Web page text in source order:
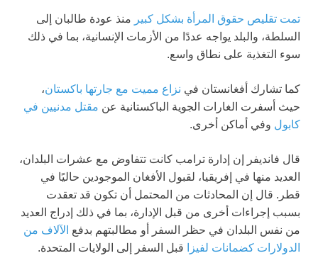
تمت تقليص حقوق المرأة بشكل كبير منذ عودة طالبان إلى
السلطة، والبلد يواجه عددًا من الأزمات الإنسانية، بما في ذلك
سوء التغذية على نطاق واسع.
كما تشارك أفغانستان في نزاع مميت مع جارتها باكستان،
حيث أسفرت الغارات الجوية الباكستانية عن مقتل مدنيين في
كابول وفي أماكن أخرى.
قال فانديفر إن إدارة ترامب كانت تتفاوض مع عشرات البلدان،
العديد منها في إفريقيا، لقبول الأفغان الموجودين حاليًا في
قطر. قال إن المحادثات من المحتمل أن تكون قد تعقدت
بسبب إجراءات أخرى من قبل الإدارة، بما في ذلك إدراج العديد
من نفس البلدان في حظر السفر أو مطالبتهم بدفع الآلاف من
الدولارات كضمانات لفيزا
قبل السفر إلى الولايات المتحدة.